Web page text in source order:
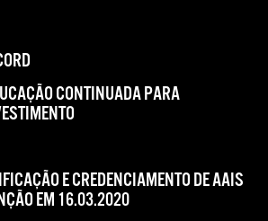
CONTINUADA PARA
E CREDENCIAMENTO DE AAIS
EM 16.03.2020